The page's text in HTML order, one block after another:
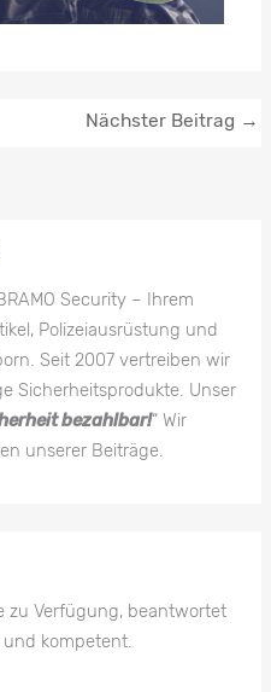
Nächster Beitrag →
Security – Ihrem
Polizeiausrüstung und
Seit 2007 vertreiben wir
Sicherheitsprodukte. Unser
bezahlbar!“ Wir
unserer Beiträge.
zu Verfügung, beantwortet
kompetent.